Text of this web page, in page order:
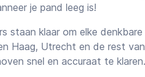
je pand leeg is!
staan klaar om elke denkbare
Haag, Utrecht en de rest
snel en accuraat te klaren.